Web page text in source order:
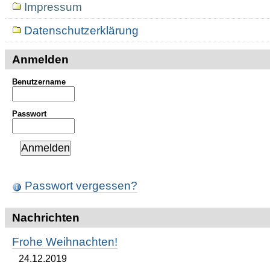
Impressum
Datenschutzerklärung
Anmelden
Benutzername
Passwort
Passwort vergessen?
Nachrichten
Frohe Weihnachten!
24.12.2019